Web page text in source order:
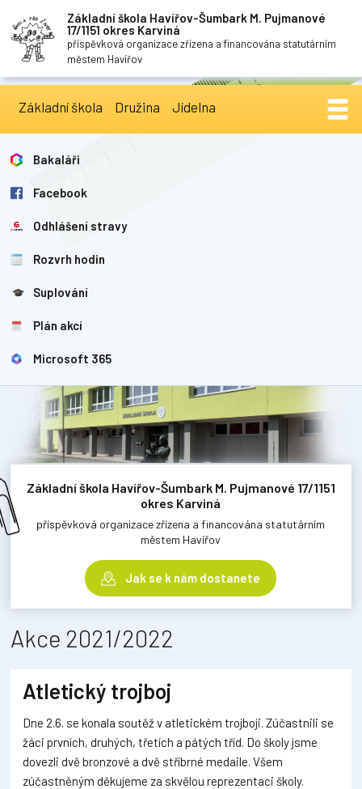
Základní škola Havířov-Šumbark M. Pujmanové
17/1151 okres Karviná
příspěvková organizace zřízena a financována statutárním
městem Havířov
Základní škola Družina Jídelna
Bakaláři
Facebook
Odhlášení stravy
Rozvrh hodin
Suplování
Plán akcí
Microsoft 365
Základní škola Havířov-Šumbark M. Pujmanové 17/1151
okres Karviná
příspěvková organizace zřízena a financována statutárním
městem Havířov
Jak se k nám dostanete
Akce 2021/2022
Atletický trojboj
Dne 2.6. se konala soutěž v atletickém trojboji. Zúčastnili se
žáci prvních, druhých, třetích a pátých tříd. Do školy jsme
dovezli dvě bronzové a dvě stříbrné medaile. Všem
zúčastněným děkujeme za skvělou reprezentaci školy.